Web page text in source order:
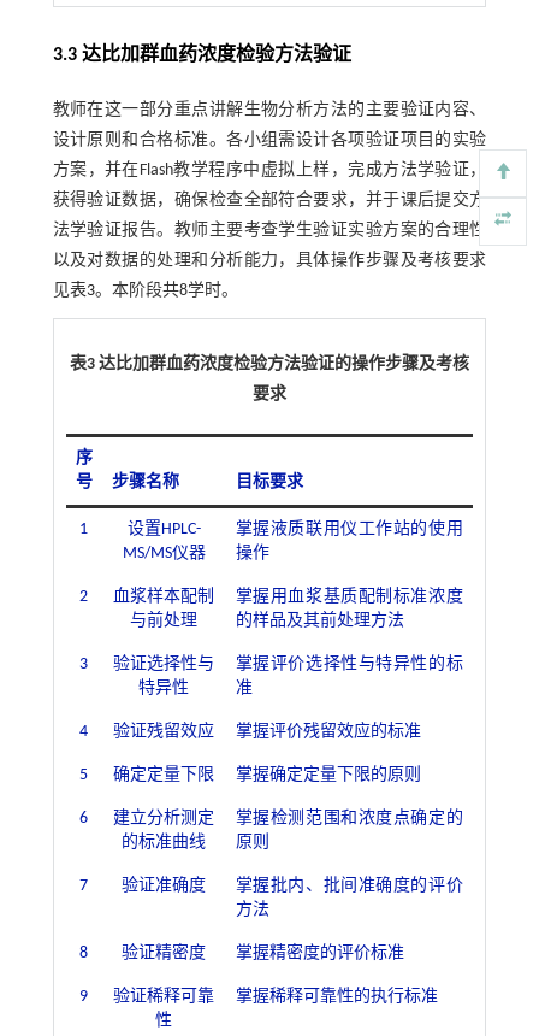
3.3 达比加群血药浓度检验方法验证
教师在这一部分重点讲解生物分析方法的主要验证内容、
设计原则和合格标准。各小组需设计各项验证项目的实验
方案，并在Flash教学程序中虚拟上样，完成方法学验证，
获得验证数据，确保检查全部符合要求，并于课后提交方
法学验证报告。教师主要考查学生验证实验方案的合理性
以及对数据的处理和分析能力，具体操作步骤及考核要求
见表3。本阶段共8学时。
表3 达比加群血药浓度检验方法验证的操作步骤及考核
要求
序
号
步骤名称 目标要求
1
设置HPLC-
MS/MS仪器
掌握液质联用仪工作站的使用
操作
2
血浆样本配制
与前处理
掌握用血浆基质配制标准浓度
的样品及其前处理方法
3
验证选择性与
特异性
掌握评价选择性与特异性的标
准
4 验证残留效应 掌握评价残留效应的标准
5 确定定量下限 掌握确定定量下限的原则
6
建立分析测定
的标准曲线
掌握检测范围和浓度点确定的
原则
7 验证准确度
掌握批内、批间准确度的评价
方法
8 验证精密度 掌握精密度的评价标准
9
验证稀释可靠
性
掌握稀释可靠性的执行标准